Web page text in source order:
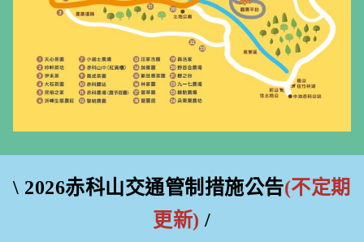
\ 2026赤科山交通管制措施公告(不定期
更新) /